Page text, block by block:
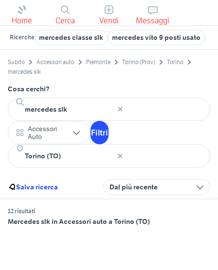
Home Cerca Vendi Messaggi
Ricerche mercedes classe slk mercedes vito 9 posti usato
Subito Accessori auto Piemonte Torino (Prov)
Torino
mercedes slk
Cosa cerchi?
Accessori
Auto
Filtri
Salva ricerca Dal più recente
12 risultati
Mercedes slk in Accessori auto a Torino (TO)